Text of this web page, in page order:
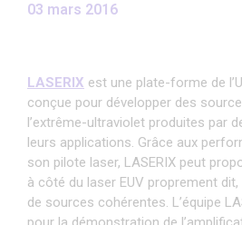
03 mars 2016
LASERIX est une plate-forme de
conçue pour développer des
l’extrême-ultraviolet produites par
leurs applications. Grâce aux
son pilote laser, LASERIX peut
à côté du laser EUV proprement
de sources cohérentes. L’équipe